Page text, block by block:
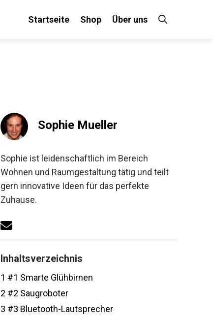
Startseite Shop Über uns
Sophie Mueller
Sophie ist leidenschaftlich im Bereich
Wohnen und Raumgestaltung tätig und teilt
gern innovative Ideen für das perfekte
Zuhause.
Inhaltsverzeichnis
1 #1 Smarte Glühbirnen
2 #2 Saugroboter
3 #3 Bluetooth-Lautsprecher